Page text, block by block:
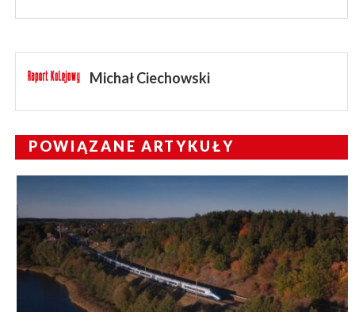
Michał Ciechowski
POWIĄZANE ARTYKUŁY